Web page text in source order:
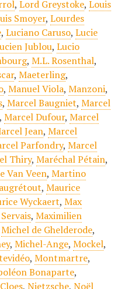
, Lord Greystoke, Louis
Smoyer, Lourdes
, Luciano Caruso, Lucie
Jublou, Lucio
, M.L. Rosenthal,
, Maeterling,
, Manuel Viola, Manzoni,
, Marcel Baugniet, Marcel
, Marcel Dufour, Marcel
Jean, Marcel
Parfondry, Marcel
Thiry, Maréchal Pétain,
Van Veen, Martino
, Maurice
Wyckaert, Max
, Maximilien
Michel de Ghelderode,
, Michel-Ange, Mockel,
, Montmartre,
Bonaparte,
, Nietzsche, Noël